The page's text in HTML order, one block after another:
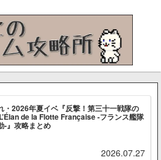
・2026年夏イベ『反撃！第三十一戦隊の
de la Flotte Française -フランス艦隊
-』攻略まとめ
2026.07.27